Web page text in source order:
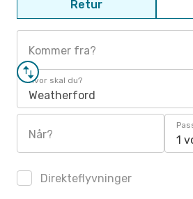
Retur
Kommer fra?
Hvor skal du?
Weatherford
Når? 1
Direkteflyvninger